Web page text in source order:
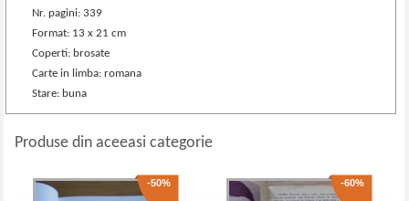
Nr. pagini: 339
Format: 13 x 21 cm
Coperti: brosate
Carte in limba: romana
Stare: buna
Produse din aceeasi categorie
-50% -60%